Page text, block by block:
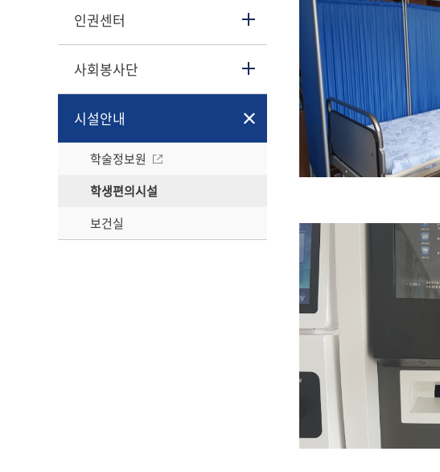
인권센터
사회봉사단
시설안내
학술정보원
학생편의시설
보건실